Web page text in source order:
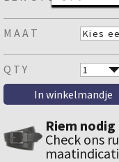
MAAT
QTY
Riem nodig
Check ons